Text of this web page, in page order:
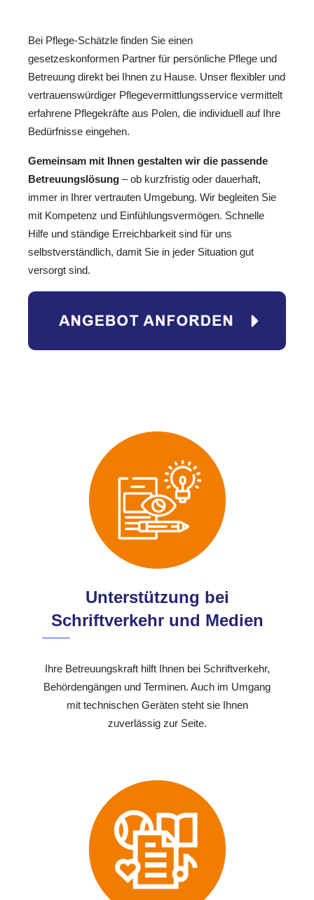
Bei Pflege-Schätzle finden Sie einen
gesetzeskonformen Partner für persönliche Pflege und
Betreuung direkt bei Ihnen zu Hause. Unser flexibler und
vertrauenswürdiger Pflegevermittlungsservice vermittelt
erfahrene Pflegekräfte aus Polen, die individuell auf Ihre
Bedürfnisse eingehen.
Gemeinsam mit Ihnen gestalten wir die passende
Betreuungslösung – ob kurzfristig oder dauerhaft,
immer in Ihrer vertrauten Umgebung. Wir begleiten Sie
mit Kompetenz und Einfühlungsvermögen. Schnelle
Hilfe und ständige Erreichbarkeit sind für uns
selbstverständlich, damit Sie in jeder Situation gut
versorgt sind.
Unterstützung bei
Schriftverkehr und Medien
Ihre Betreuungskraft hilft Ihnen bei Schriftverkehr,
Behördengängen und Terminen. Auch im Umgang
mit technischen Geräten steht sie Ihnen
zuverlässig zur Seite.